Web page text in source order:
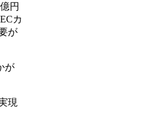
円
カ
が
が
現